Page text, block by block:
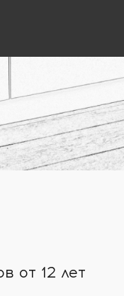
от 12 лет